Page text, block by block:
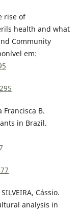
rise of
health and what
Community
em:
Francisca B.
in Brazil.
Cássio.
analysis in